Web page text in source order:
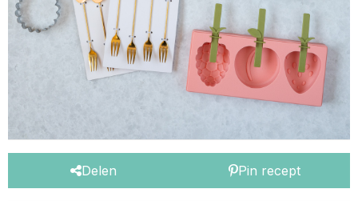
Delen Pin recept